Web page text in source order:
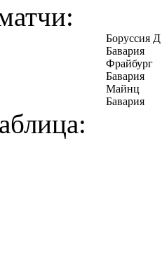
Боруссия Д
Бавария
Фрайбург
Бавария
Майнц
Бавария